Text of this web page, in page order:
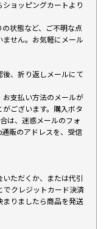
ョッピングカートより
状態など、ご不明な点
せん。お気軽にメール
、折り返しメールにて
支払い方法のメールが
ございます。購入ボタ
は、迷惑メールのフォ
販のアドレスを、受信
ただくか、または代引
でクレジットカード決済
りましたら商品を発送